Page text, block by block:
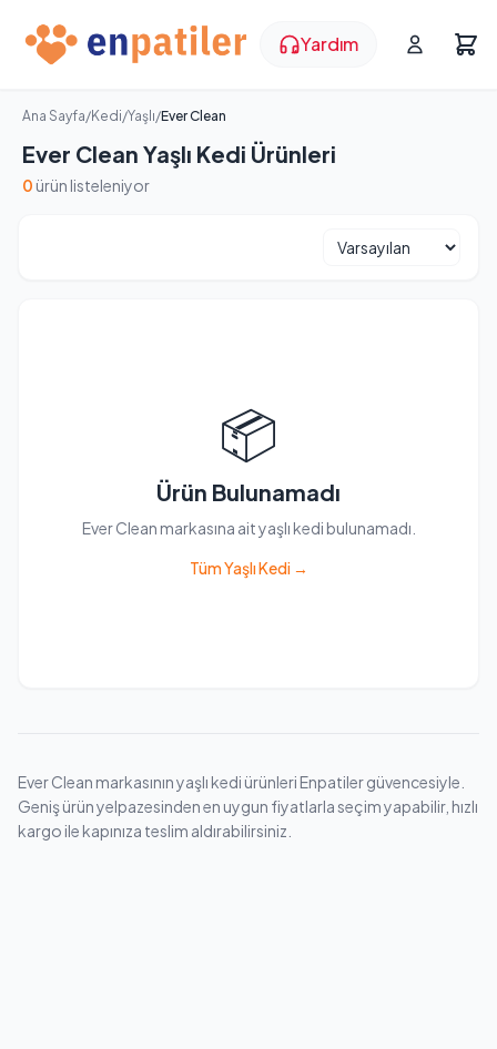
Yardım
Ana Sayfa/Kedi/Yaşlı/Ever Clean
Ever Clean Yaşlı Kedi Ürünleri
0 ürün listeleniyor
📦
Ürün Bulunamadı
Ever Clean markasına ait yaşlı kedi bulunamadı.
Tüm Yaşlı Kedi →
Ever Clean markasının yaşlı kedi ürünleri Enpatiler güvencesiyle.
Geniş ürün yelpazesinden en uygun fiyatlarla seçim yapabilir, hızlı
kargo ile kapınıza teslim aldırabilirsiniz.